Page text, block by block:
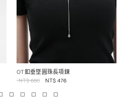
OT釦垂墜圓珠長項鍊
NT$ 680 NT$ 476